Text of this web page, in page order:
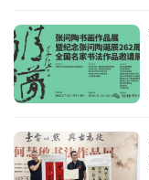
首
页
艺
坛